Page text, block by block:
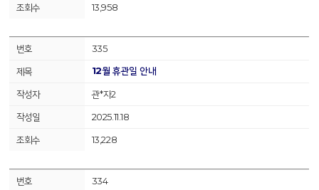
13,958
335
12월 휴관일 안내
관*자2
2025.11.18
13,228
334